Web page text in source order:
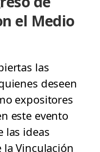
el Medio
las
deseen
expositores
este evento
las ideas
Vinculación